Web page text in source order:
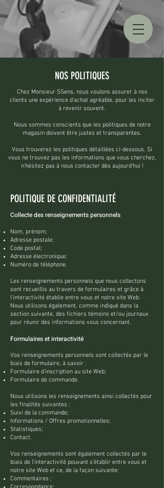
NOS POLITIQUES
Chez Monsieur SSens, nous voulons assurer à nos
clients une expérience d'achat agréable, pour les inciter
à revenir souvent.
Nous sommes conscients que les politiques de notre
magasin doivent être justes et transparentes.
Vous trouverez les politiques détaillées ci-dessous. Si
vous ne trouvez pas les informations que vous cherchez,
n'hésitez pas à nous contacter dès aujourd'hui !
POLITIQUE DE CONFIDENTIALITÉ
Collecte des renseignements personnels
Nom, prénom;
Adresse postale;
Code postal;
Adresse électronique;
Numéro de téléphone.
Les renseignements personnels que nous collectons
sont recueillis au travers de formulaires et grâce à
l’interactivité établie entre vous et notre site Web.
Nous utilisons également, comme indiqué dans la
section suivante, des fichiers témoins et/ou journaux
pour réunir des informations vous concernant.
Formulaires et interactivité
Vos renseignements personnels sont collectés par le
biais de formulaire, à savoir :
Formulaire d'inscription au site Web;
Formulaire de commande.
Nous utilisons les renseignements ainsi collectés pour
les finalités suivantes :
Suivi de la commande;
Informations / Offres promotionnelles;
Statistiques;
Contact.
Vos renseignements sont également collectés par le
biais de l’interactivité pouvant s’établir entre vous et
notre site Web et ce, de la façon suivante:
Commentaires ;